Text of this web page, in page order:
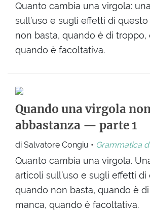
Quanto cambia una virgola:
sull’uso e sugli effetti di
non basta, quando è di troppo,
quando è facoltativa.
Quando una virgola
abbastanza — parte 1
di Salvatore Congiu • Grammatica
Quanto cambia una virgola.
articoli sull’uso e sugli effetti
quando non basta, quando è
manca, quando è facoltativa.